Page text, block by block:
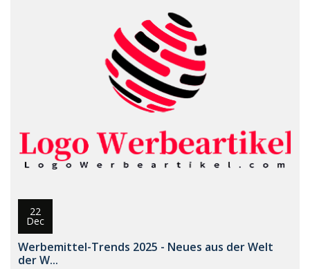
22
Dec
Werbemittel-Trends 2025 - Neues aus der Welt
der W...